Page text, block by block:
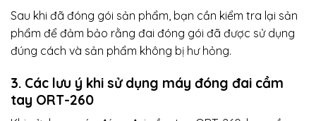
Sau khi đã đóng gói sản phẩm, bạn cần kiểm tra lại sản
phẩm để đảm bảo rằng đai đóng gói đã được sử dụng
đúng cách và sản phẩm không bị hư hỏng.
3. Các lưu ý khi sử dụng máy đóng đai cầm
tay ORT-260